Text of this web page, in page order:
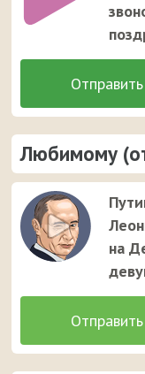
Любимому
на